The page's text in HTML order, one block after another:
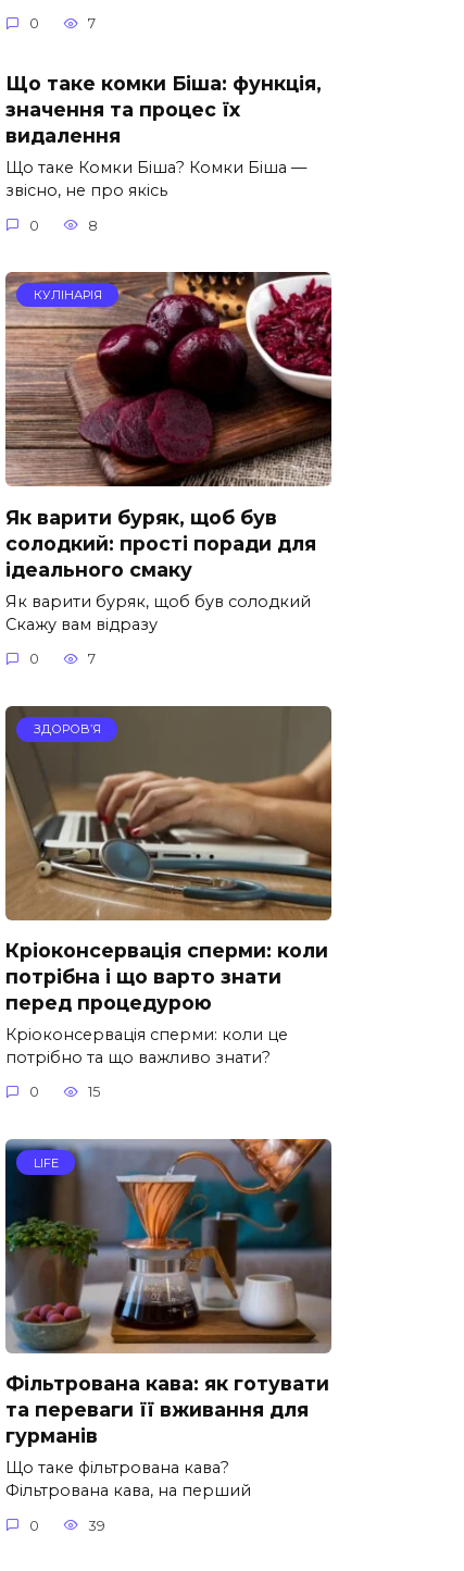
0 7
Що таке комки Біша: функція,
значення та процес їх
видалення
Що таке Комки Біша? Комки Біша —
звісно, не про якісь
0 8
КУЛІНАРІЯ
Як варити буряк, щоб був
солодкий: прості поради для
ідеального смаку
Як варити буряк, щоб був солодкий
Скажу вам відразу
0 7
ЗДОРОВ’Я
Кріоконсервація сперми: коли
потрібна і що варто знати
перед процедурою
Кріоконсервація сперми: коли це
потрібно та що важливо знати?
0 15
LIFE
Фільтрована кава: як готувати
та переваги її вживання для
гурманів
Що таке фільтрована кава?
Фільтрована кава, на перший
0 39